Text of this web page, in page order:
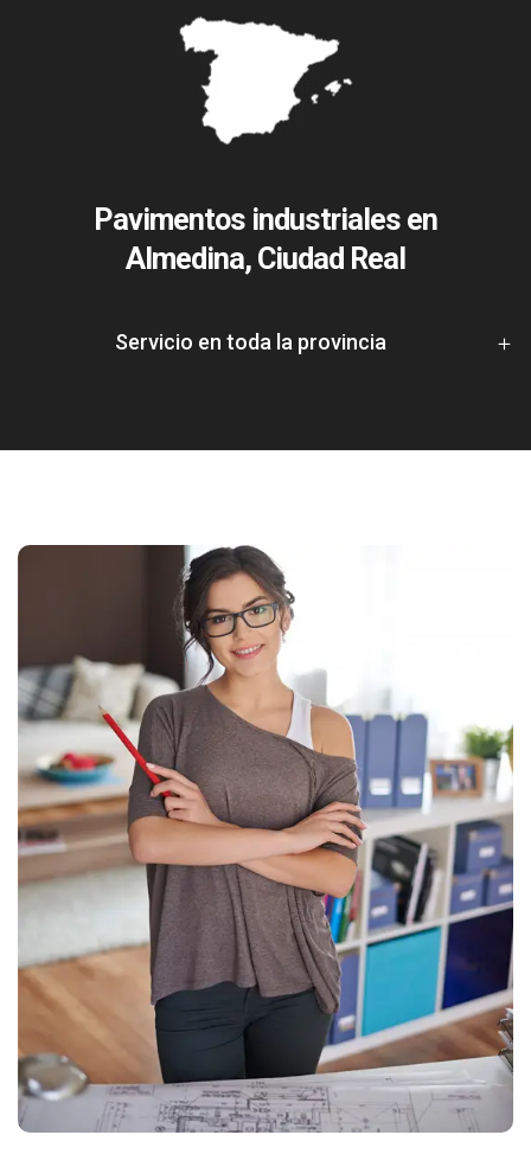
Pavimentos industriales en
Almedina, Ciudad Real
Servicio en toda la provincia